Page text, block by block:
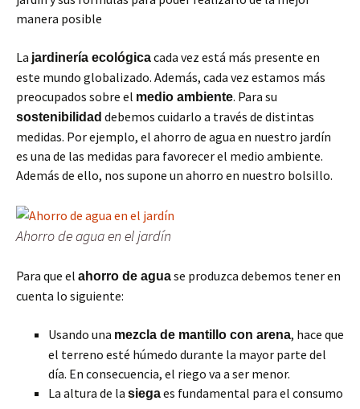
manera posible
La jardinería ecológicacada vez está más presente en
este mundo globalizado. Además, cada vez estamos más
preocupados sobre el medio ambiente. Para su
sostenibilidad debemos cuidarlo a través de distintas
medidas. Por ejemplo, el ahorro de agua en nuestro jardín
es una de las medidas para favorecer el medio ambiente.
Además de ello, nos supone un ahorro en nuestro bolsillo.
Ahorro de agua en el jardín
Para que el ahorro de aguase produzca debemos tener en
cuenta lo siguiente:
Usando una mezcla de mantillo con arena, hace que
el terreno esté húmedo durante la mayor parte del
día. En consecuencia, el riego va a ser menor.
La altura de la siegaes fundamental para el consumo